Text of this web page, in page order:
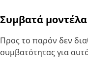
Συμβατά μοντέλα
Προς το παρόν δεν
συμβατότητας για